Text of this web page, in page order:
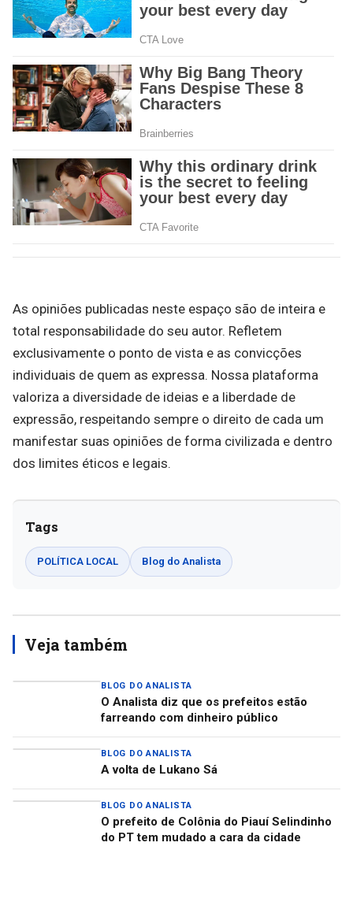
As opiniões publicadas neste espaço são de inteira e
total responsabilidade do seu autor. Refletem
exclusivamente o ponto de vista e as convicções
individuais de quem as expressa. Nossa plataforma
valoriza a diversidade de ideias e a liberdade de
expressão, respeitando sempre o direito de cada um
manifestar suas opiniões de forma civilizada e dentro
dos limites éticos e legais.
Tags
POLÍTICA LOCAL Blog do Analista
Veja também
BLOG DO ANALISTA
O Analista diz que os prefeitos estão
farreando com dinheiro público
BLOG DO ANALISTA
A volta de Lukano Sá
BLOG DO ANALISTA
O prefeito de Colônia do Piauí Selindinho
do PT tem mudado a cara da cidade